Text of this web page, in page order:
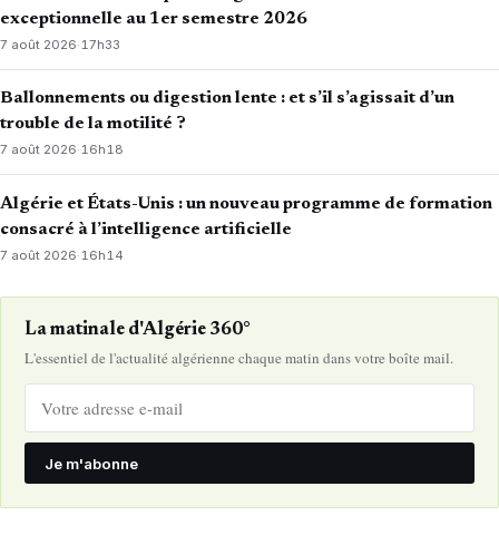
exceptionnelle au 1er semestre 2026
7 août 2026·17h33
Ballonnements ou digestion lente : et s’il s’agissait d’un
trouble de la motilité ?
7 août 2026·16h18
Algérie et États-Unis : un nouveau programme de formation
consacré à l’intelligence artificielle
7 août 2026· 16h14
La matinale d'Algérie 360°
L'essentiel de l'actualité algérienne chaque matin dans votre boîte mail.
Je m'abonne